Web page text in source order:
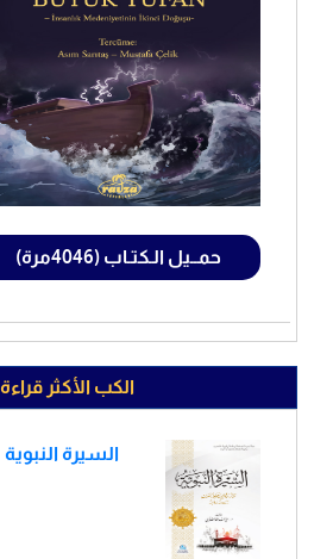
حمــيل الـكتـاب (4046مرة)
الكب الأكثر قراءة
السيرة النبوية